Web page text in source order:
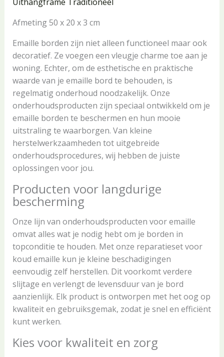
Afmeting 50 x 20 x 3 cm
Emaille borden zijn niet alleen functioneel maar ook
decoratief. Ze voegen een vleugje charme toe aan je
woning. Echter, om de esthetische en praktische
waarde van je emaille bord te behouden, is
regelmatig onderhoud noodzakelijk. Onze
onderhoudsproducten zijn speciaal ontwikkeld om je
emaille borden te beschermen en hun mooie
uitstraling te waarborgen. Van kleine
herstelwerkzaamheden tot uitgebreide
onderhoudsprocedures, wij hebben de juiste
oplossingen voor jou.
Producten voor langdurige
bescherming
Onze lijn van onderhoudsproducten voor emaille
omvat alles wat je nodig hebt om je borden in
topconditie te houden. Met onze reparatieset voor
koud emaille kun je kleine beschadigingen
eenvoudig zelf herstellen. Dit voorkomt verdere
slijtage en verlengt de levensduur van je bord
aanzienlijk. Elk product is ontworpen met het oog op
kwaliteit en gebruiksgemak, zodat je snel en efficiënt
kunt werken.
Kies voor kwaliteit en zorg